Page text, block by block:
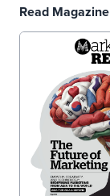
Read Magazine